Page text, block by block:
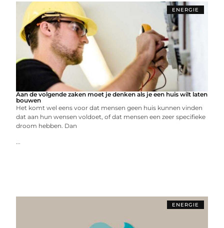
ENERGIE
Aan de volgende zaken moet je denken als je een huis wilt laten
bouwen
Het komt wel eens voor dat mensen geen huis kunnen vinden
dat aan hun wensen voldoet, of dat mensen een zeer specifieke
droom hebben. Dan
...
ENERGIE